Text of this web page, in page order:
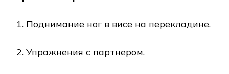
1. Поднимание ног в висе на перекладине.
2. Упражнения с партнером.